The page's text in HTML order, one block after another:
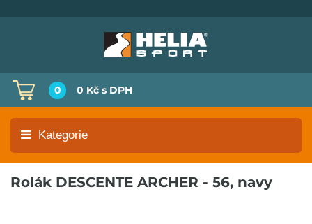
0 0 Kč s DPH
Kategorie
Rolák DESCENTE ARCHER - 56, navy